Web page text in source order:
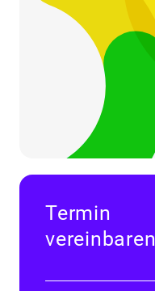
Termin
vereinbaren